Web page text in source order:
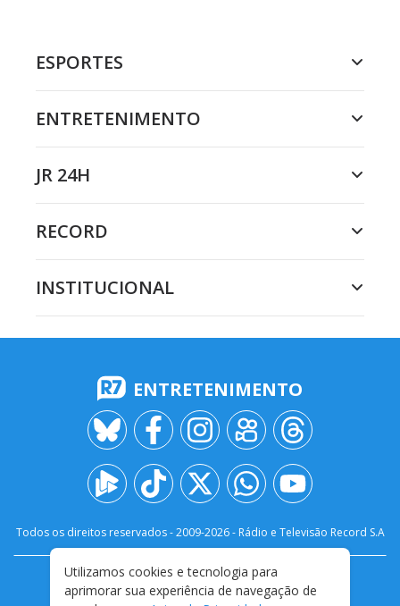
ESPORTES
ENTRETENIMENTO
JR 24H
RECORD
INSTITUCIONAL
ENTRETENIMENTO
Todos os direitos reservados - 2009-2026- Rádio e Televisão Record S.A
FALE CONOSCO
PRIVACIDADE
Utilizamos cookies e tecnologia para
aprimorar sua experiência de navegação de